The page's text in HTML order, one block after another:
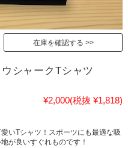
在庫を確認する
シャークTシャツ
¥2,000(税抜 ¥1,818)
いTシャツ！スポーツにも最適な吸
が良いすぐれものです！